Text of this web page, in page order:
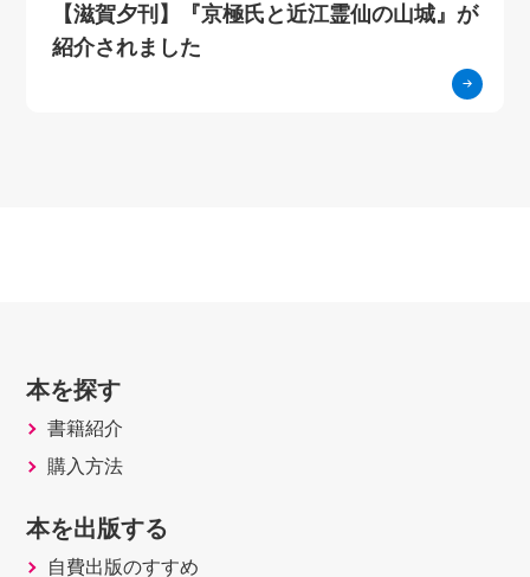
【滋賀夕刊】『京極氏と近江霊仙の山城』が
紹介されました
本を探す
書籍紹介
購入方法
本を出版する
自費出版のすすめ